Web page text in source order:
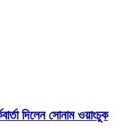
দিলেন সোনাম ওয়াংচুক